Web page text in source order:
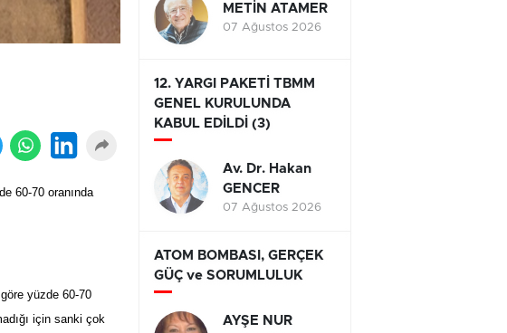
60-70 oranında
göre yüzde 60-70
için sanki çok
METİN ATAMER
07 Ağustos 2026
12. YARGI PAKETİ TBMM
GENEL KURULUNDA
KABUL EDİLDİ (3)
Av. Dr. Hakan
GENCER
07 Ağustos 2026
ATOM BOMBASI, GERÇEK
GÜÇ ve SORUMLULUK
AYŞE NUR